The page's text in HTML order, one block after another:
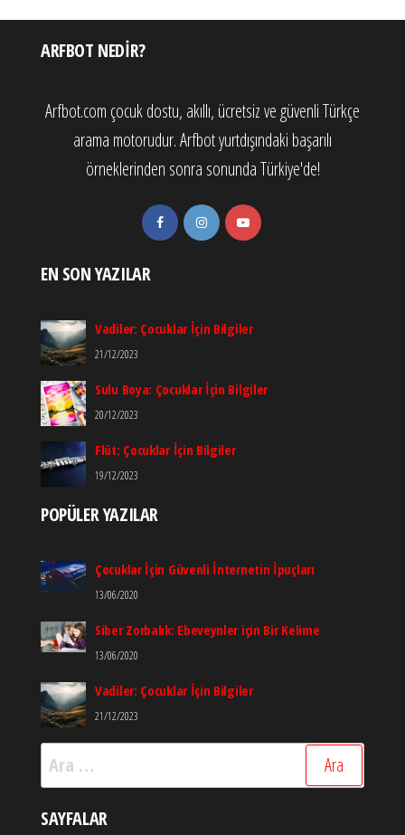
ARFBOT NEDIR?
Arfbot.com çocuk dostu, akıllı, ücretsiz ve güvenli Türkçe
arama motorudur. Arfbot yurtdışındaki başarılı
örneklerinden sonra sonunda Türkiye'de!
EN SON YAZILAR
Vadiler: Çocuklar İçin Bilgiler
21/12/2023
Sulu Boya: Çocuklar İçin Bilgiler
20/12/2023
Flüt: Çocuklar İçin Bilgiler
19/12/2023
POPÜLER YAZILAR
Çocuklar İçin Güvenli İnternetin İpuçları
13/06/2020
Siber Zorbalık: Ebeveynler için Bir Kelime
13/06/2020
Vadiler: Çocuklar İçin Bilgiler
21/12/2023
Arama:
SAYFALAR